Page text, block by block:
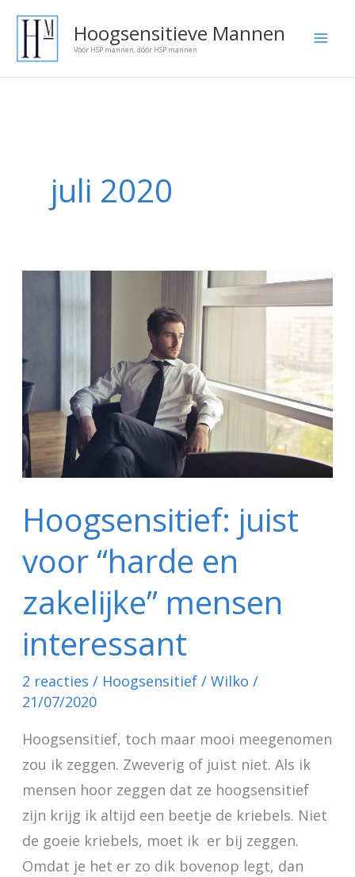
Ga
naar
Hoogsensitieve Mannen
Vóór HSP mannen, dóór HSP mannen
juli 2020
Hoogsensitief: juist
voor “harde en
zakelijke” mensen
interessant
2 reacties / Hoogsensitief/ Wilko /
21/07/2020
Hoogsensitief, toch maar mooi meegenomen
zou ik zeggen. Zweverig of juist niet. Als ik
mensen hoor zeggen dat ze hoogsensitief
zijn krijg ik altijd een beetje de kriebels. Niet
de goeie kriebels, moet ik er bij zeggen.
Omdat je het er zo dik bovenop legt, dan
Hoogsensitief:
“harde
en
zakelijke”
mensen
interessant
Onze
blog
artikelen: